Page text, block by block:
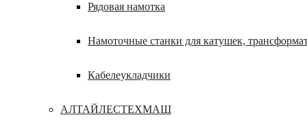
Рядовая намотка
Намоточные станки для катушек,
Кабелеукладчики
АЛТАЙЛЕСТЕХМАШ